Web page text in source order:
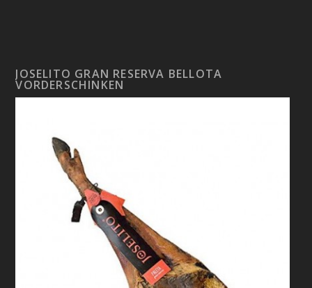
JOSELITO GRAN RESERVA BELLOTA
VORDERSCHINKEN